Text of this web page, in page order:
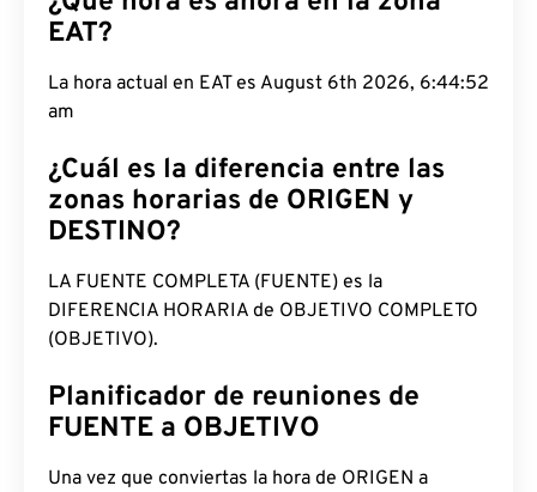
EAT?
La hora actual en EAT es August 6th 2026, 6:44:53
am
¿Cuál es la diferencia entre las
zonas horarias de ORIGEN y
DESTINO?
LA FUENTE COMPLETA (FUENTE) es la
DIFERENCIA HORARIA de OBJETIVO COMPLETO
(OBJETIVO).
Planificador de reuniones de
FUENTE a OBJETIVO
Una vez que conviertas la hora de ORIGEN a